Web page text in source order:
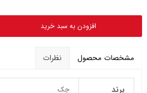
افزودن به سبد خرید
مشخصات محصول نظرات
برند جک